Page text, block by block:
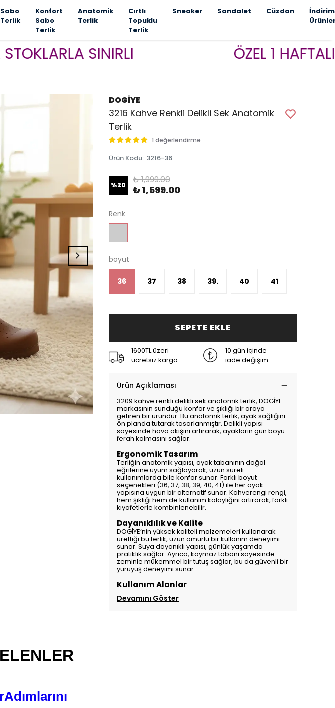
Sabo
Terlik
Konfort
Sabo
Terlik
Anatomik
Terlik
Cırtlı
Topuklu
Terlik
Sneaker Sandalet Cüzdan
SINIRLI ÖZEL 1 HAFTALIK
DOGİYE
3216 Kahve Renkli Delikli Sek Anatomik
Terlik
1 değerlendirme
Ürün Kodu: 3216-36
%20 ₺ 1,999.00
₺ 1,599.00
Renk
boyut
36 37 38 39. 40 41
SEPETE EKLE
1600TL üzeri
ücretsiz kargo
10 gün içinde
iade değişim
Ürün Açıklaması
3209 kahve renkli delikli sek anatomik terlik, DOGİYE
markasının sunduğu konfor ve şıklığı bir araya
getiren bir üründür. Bu anatomik terlik, ayak sağlığını
ön planda tutarak tasarlanmıştır. Delikli yapısı
sayesinde hava akışını artırarak, ayakların gün boyu
ferah kalmasını sağlar.
Ergonomik Tasarım
Terliğin anatomik yapısı, ayak tabanının doğal
eğrilerine uyum sağlayarak, uzun süreli
kullanımlarda bile konfor sunar. Farklı boyut
seçenekleri (36, 37, 38, 39, 40, 41) ile her ayak
yapısına uygun bir alternatif sunar. Kahverengi rengi,
hem şıklığı hem de kullanım kolaylığını artırarak, farklı
kıyafetlerle kombinlenebilir.
Dayanıklılık ve Kalite
DOGİYE’nin yüksek kaliteli malzemeleri kullanarak
ürettiği bu terlik, uzun ömürlü bir kullanım deneyimi
sunar. Suya dayanıklı yapısı, günlük yaşamda
pratiklik sağlar. Ayrıca, kaymaz tabanı sayesinde
zeminle mükemmel bir tutuş sağlar, bu da güvenli bir
yürüyüş deneyimi sunar.
Kullanım Alanlar
Devamını Göster